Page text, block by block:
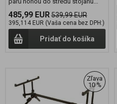
485,99 EUR539,99 EUR
395,114 EUR (Vaša cena bez DPH:)
Pridať do košíka
Zľava
10 %